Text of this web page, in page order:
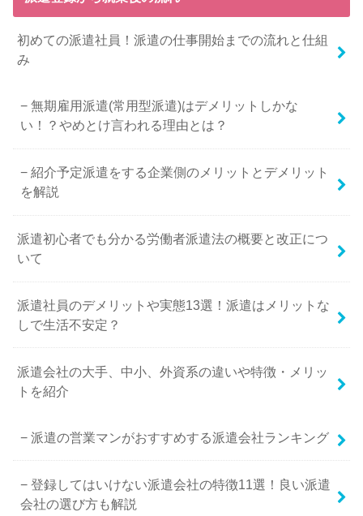
初めての派遣社員！派遣の仕事開始までの流れと仕組
み
無期雇用派遣(常用型派遣)はデメリットしかな
い！？やめとけ言われる理由とは？
紹介予定派遣をする企業側のメリットとデメリット
を解説
派遣初心者でも分かる労働者派遣法の概要と改正につ
いて
派遣社員のデメリットや実態13選！派遣はメリットな
しで生活不安定？
派遣会社の大手、中小、外資系の違いや特徴・メリッ
トを紹介
派遣の営業マンがおすすめする派遣会社ランキング
登録してはいけない派遣会社の特徴11選！良い派遣
会社の選び方も解説